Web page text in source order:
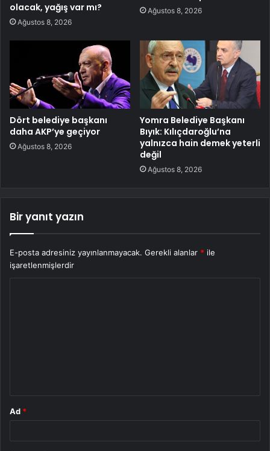
olacak, yağış var mı?
Ağustos 8, 2026
Ağustos 8, 2026
Dört belediye başkanı
daha AKP’ye geçiyor
Ağustos 8, 2026
Yomra Belediye Başkanı
Bıyık: Kılıçdaroğlu’na
yalnızca hain demek yeterli
değil
Ağustos 8, 2026
Bir yanıt yazın
E-posta adresiniz yayınlanmayacak. Gerekli alanlar * ile
işaretlenmişlerdir
Ad *